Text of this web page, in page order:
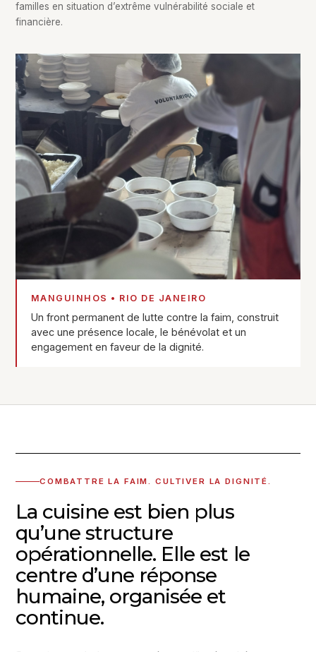
familles en situation d’extrême vulnérabilité sociale et
financière.
MANGUINHOS • RIO DE JANEIRO
Un front permanent de lutte contre la faim, construit
avec une présence locale, le bénévolat et un
engagement en faveur de la dignité.
COMBATTRE LA FAIM. CULTIVER LA DIGNITÉ.
La cuisine est bien plus
qu’une structure
opérationnelle. Elle est le
centre d’une réponse
humaine, organisée et
continue.